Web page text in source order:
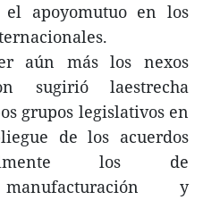
apoyomutuo en los
aún más los nexos
sugirió laestrecha
grupos legislativos en
de los acuerdos
los de
y